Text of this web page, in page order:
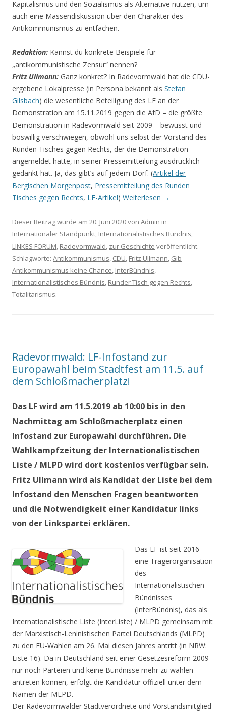
Kapitalismus und den Sozialismus als Alternative nutzen, um
auch eine Massendiskussion über den Charakter des
Antikommunismus zu entfachen.
Redaktion: Kannst du konkrete Beispiele für
„antikommunistische Zensur“ nennen?
Fritz Ullmann: Ganz konkret? In Radevormwald hat die CDU-
ergebene Lokalpresse (in Persona bekannt als Stefan
Gilsbach) die wesentliche Beteiligung des LF an der
Demonstration am 15.11.2019 gegen die AfD – die größte
Demonstration in Radevormwald seit 2009 – bewusst und
böswillig verschwiegen, obwohl uns selbst der Vorstand des
Runden Tisches gegen Rechts, der die Demonstration
angemeldet hatte, in seiner Pressemitteilung ausdrücklich
gedankt hat. Ja, das gibt’s auf jedem Dorf. (Artikel der
Bergischen Morgenpost, Pressemitteilung des Runden
Tisches gegen Rechts, LF-Artikel) Weiterlesen →
Dieser Beitrag wurde am 20. Juni 2020von Admin in
Internationaler Standpunkt, Internationalistisches Bündnis,
LINKES FORUM, Radevormwald, zur Geschichte veröffentlicht.
Schlagworte: Antikommunismus, CDU, Fritz Ullmann, Gib
Antikommunismus keine Chance, InterBündnis,
Internationalistisches Bündnis, Runder Tisch gegen Rechts,
Totalitarismus.
Radevormwald: LF-Infostand zur
Europawahl beim Stadtfest am 11.5. auf
dem Schloßmacherplatz!
Das LF wird am 11.5.2019 ab 10:00 bis in den
Nachmittag am Schloßmacherplatz einen
Infostand zur Europawahl durchführen. Die
Wahlkampfzeitung der Internationalistischen
Liste / MLPD wird dort kostenlos verfügbar sein.
Fritz Ullmann wird als Kandidat der Liste bei dem
Infostand den Menschen Fragen beantworten
und die Notwendigkeit einer Kandidatur links
von der Linkspartei erklären.
Das LF ist seit 2016
eine Trägerorganisation
des
Internationalistischen
Bündnisses
(InterBündnis), das als
Internationalistische Liste (InterListe) / MLPD gemeinsam mit
der Marxistisch-Leninistischen Partei Deutschlands (MLPD)
zu den EU-Wahlen am 26. Mai diesen Jahres antritt (in NRW:
Liste 16). Da in Deutschland seit einer Gesetzesreform 2009
nur noch Parteien und keine Bündnisse mehr zu wahlen
antreten können, erfolgt die Kandidatur offiziell unter dem
Namen der MLPD.
Der Radevormwalder Stadtverordnete und Vorstandsmitglied